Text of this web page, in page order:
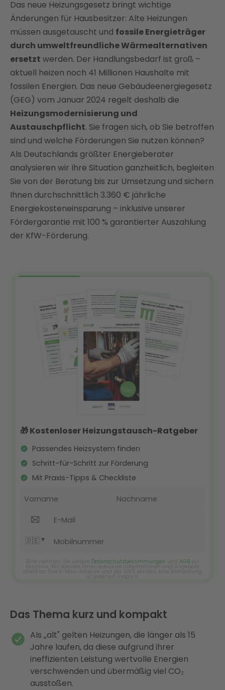
Mögliche Änderungen des Heizungsgesetzes durch
die neue Regierung 2025
Austauschpflicht für die Heizung: Diese
Ausnahmen gibt es
Woher weiß ich, wie alt meine Heizung ist?
Checkliste: Wann muss ich die Heizung
austauschen?
Heizungstausch: Welche Alternativen gibt es?
Wie kann Enter Sie beim Heizungstausch
unterstützen?
Förderung Heizungstausch: Bis zu 80 % Zuschuss
sichern
Fazit: Jetzt durchschnittlich 3.360 € jährlich an
FAQ
Das neue Heizungsgesetz bringt wichtige
Änderungen für Hausbesitzer: Alte Heizungen
müssen ausgetauscht und fossile Energieträger
durch umweltfreundliche Wärmealternativen
ersetzt werden. Der Handlungsbedarf ist groß –
aktuell heizen noch 41 Millionen Haushalte mit
fossilen Energien. Das neue Gebäudeenergiegesetz
(GEG) vom Januar 2024 regelt deshalb die
Heizungsmodernisierung und
Austauschpflicht. Sie fragen sich, ob Sie betroffen
sind und welche Förderungen Sie nutzen können?
Als Deutschlands größter Energieberater
analysieren wir Ihre Situation ganzheitlich, begleiten
Sie von der Beratung bis zur Umsetzung und sichern
Ihnen durchschnittlich 3.360 € jährliche
Energiekosteneinsparung – inklusive unserer
Fördergarantie mit 100 % garantierter Auszahlung
der KfW-Förderung.
Das Thema kurz und kompakt
Als „alt" gelten Heizungen, die länger als 15
Jahre laufen, da diese aufgrund ihrer
ineffizienten Leistung wertvolle Energien
verschwenden und übermäßig viel CO₂
ausstoßen.